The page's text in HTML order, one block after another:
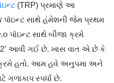
(TRP) પ્રમાણે આ
પૉઇન્ટ સાથે હંમેશની જેમ પ્રથમ
પૉઇન્ટ સાથે બીજા ક્રમે
2’ આવી ગઈ છે. ખાસ વાત એ છે કે
ક્રમે હતો. આમ હવે અનુપમા અને
સ્પર્ધા છે.